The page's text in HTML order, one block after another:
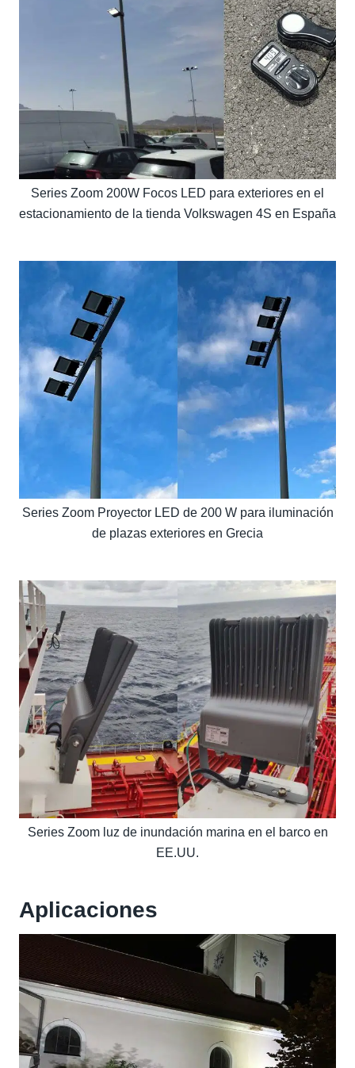
Series Zoom 200W Focos LED para exteriores en el
estacionamiento de la tienda Volkswagen 4S en España
Series Zoom Proyector LED de 200 W para iluminación
de plazas exteriores en Grecia
Series Zoom luz de inundación marina en el barco en
EE.UU.
Aplicaciones